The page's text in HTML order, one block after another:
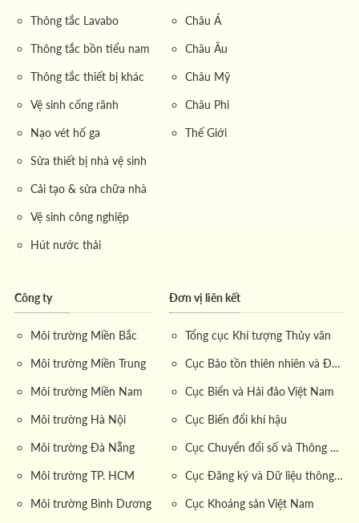
Thông tắc Lavabo
Thông tắc bồn tiểu nam
Thông tắc thiết bị khác
Vệ sinh cống rãnh
Nạo vét hố ga
Sửa thiết bị nhà vệ sinh
Cải tạo & sửa chữa nhà
Vệ sinh công nghiệp
Hút nước thải
Châu Á
Châu Âu
Châu Mỹ
Châu Phi
Thế Giới
Công ty
Môi trường Miền Bắc
Môi trường Miền Trung
Môi trường Miền Nam
Môi trường Hà Nội
Môi trường Đà Nẵng
Môi trường TP. HCM
Môi trường Bình Dương
Đơn vị liên kết
Tổng cục Khí tượng Thủy văn
Cục Bảo tồn thiên nhiên và Đa dạng sinh học
Cục Biển và Hải đảo Việt Nam
Cục Biến đổi khí hậu
Cục Chuyển đổi số và Thông tin dữ liệu tài nguyên môi trường
Cục Đăng ký và Dữ liệu thông tin đất đai
Cục Khoáng sản Việt Nam